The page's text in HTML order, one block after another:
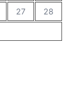
27
28